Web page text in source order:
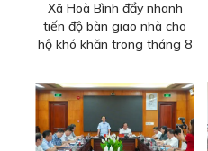
Xã Hoà Bình đẩy nhanh
tiến độ bàn giao nhà cho
hộ khó khăn trong tháng 8